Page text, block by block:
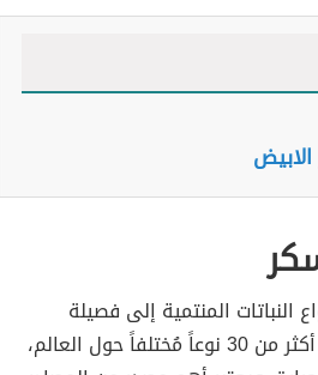
المنتمية إلى فصيلة
النجيلية، ويوجد منه حوالي أكثر من 30 نوعاً مُختلفاً حول العالم،